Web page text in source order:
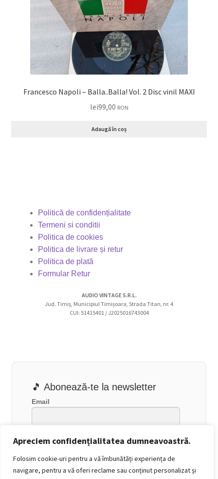
Apreciem confidențialitatea dumneavoastră.
Folosim cookie-uri pentru a vă îmbunătăți experiența de
navigare, pentru a vă oferi reclame sau conținut personalizat și
Francesco Napoli – Balla..Balla! Vol. 2 Disc vinil MAXI
lei99,00 RON
Adaugă în coș
Politică de confidențialitate
Termeni si conditii
Politica de cookies
Politica de livrare și retur
Politica de plată
Formular Retur
AUDIO VINTAGE S.R.L.
Jud. Timiș, Municipiul Timișoara, Strada Titan, nr. 4
CUI: 51415401 / J2025016743004
🎵 Abonează-te la newsletter
Email